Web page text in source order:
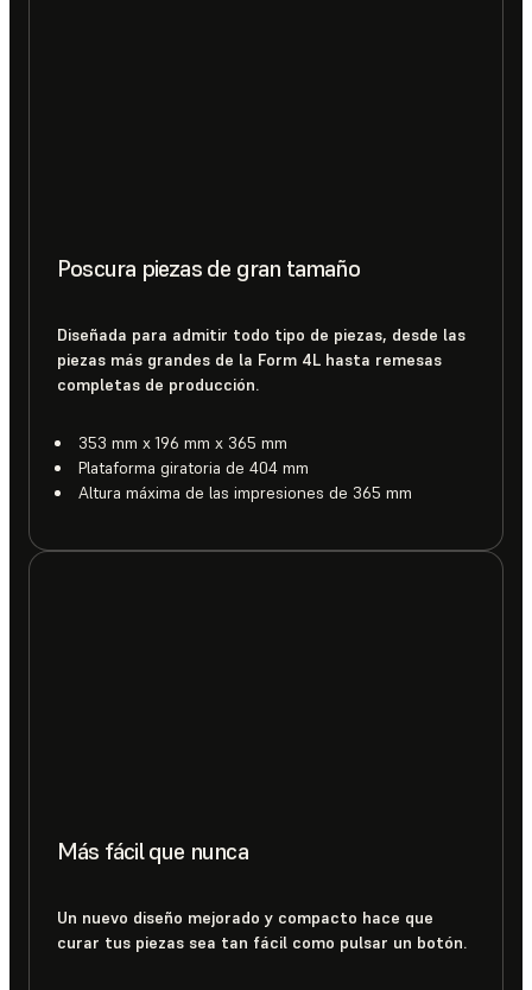
Poscura piezas de gran tamaño
Diseñada para admitir todo tipo de piezas, desde las
piezas más grandes de la Form 4L hasta remesas
completas de producción.
353 mm x 196 mm x 365 mm
Plataforma giratoria de 404 mm
Altura máxima de las impresiones de 365 mm
Más fácil que nunca
Un nuevo diseño mejorado y compacto hace que
curar tus piezas sea tan fácil como pulsar un botón.